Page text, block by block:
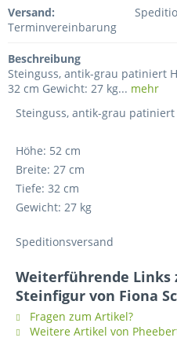
Versand:
Terminvereinbarung
Beschreibung
Steinguss, antik-grau patiniert
32 cm Gewicht: 27 kg... mehr
Steinguss, antik-grau patiniert
Höhe: 52 cm
Breite: 27 cm
Tiefe: 32 cm
Gewicht: 27 kg
Speditionsversand
Weiterführende Links
Steinfigur von Fiona
Fragen zum Artikel?
Weitere Artikel von